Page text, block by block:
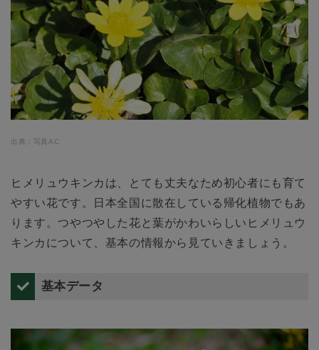
出典：写真AC
ヒメリュウキンカは、とても丈夫なため初心者にも育て
やすい花です。日本全国に散在している帰化植物でもあ
ります。つやつやした花と葉がかわいらしいヒメリュウ
キンカについて、基本の情報から見ていきましょう。
基本データ